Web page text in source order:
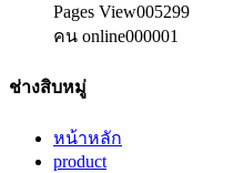
Pages View005299
คน online000001
ช่างสิบหมู่
หน้าหลัก
product